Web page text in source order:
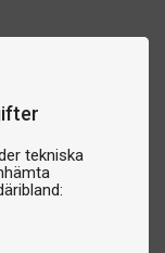
tekniska